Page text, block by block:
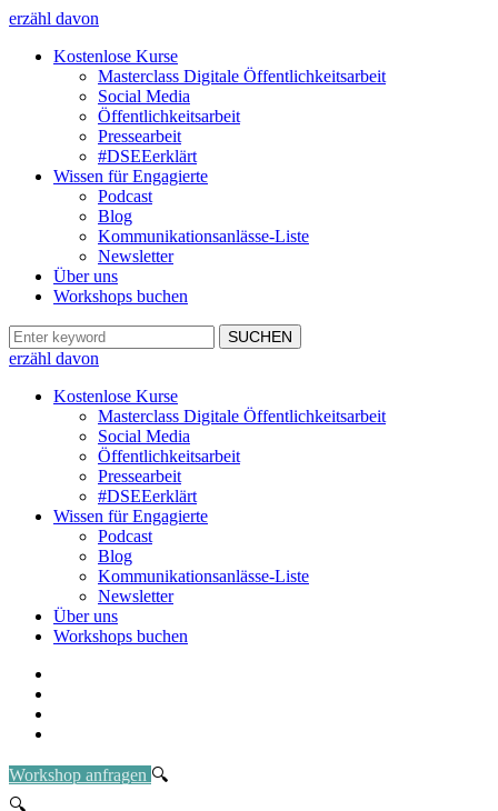
erzähl davon
Kostenlose Kurse
Masterclass Digitale Öffentlichkeitsarbeit
Social Media
Öffentlichkeitsarbeit
Pressearbeit
#DSEEerklärt
Wissen für Engagierte
Podcast
Blog
Kommunikationsanlässe-Liste
Newsletter
Über uns
Workshops buchen
erzähl davon
Kostenlose Kurse
Masterclass Digitale Öffentlichkeitsarbeit
Social Media
Öffentlichkeitsarbeit
Pressearbeit
#DSEEerklärt
Wissen für Engagierte
Podcast
Blog
Kommunikationsanlässe-Liste
Newsletter
Über uns
Workshops buchen
Workshop anfragen